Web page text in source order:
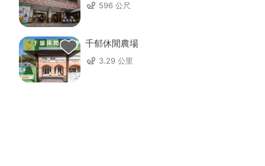
596 公尺
千郁休閒農場
3.29 公里